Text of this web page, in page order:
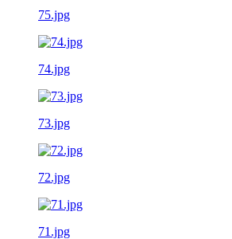
75.jpg
74.jpg
73.jpg
72.jpg
71.jpg